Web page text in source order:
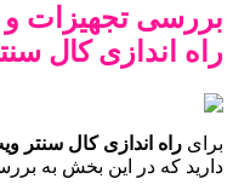
بررسی تجهیزات و
راه اندازی کال
برای راه اندازی کال سنتر
دارید که در این بخش به